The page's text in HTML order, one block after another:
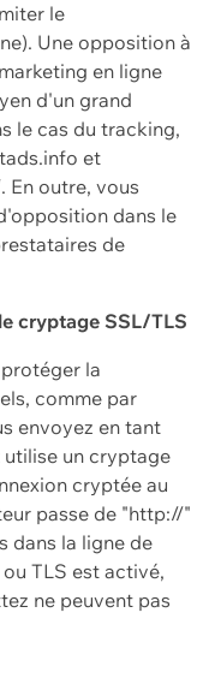
le
Une opposition à
en ligne
d'un grand
le cas du tracking,
et
En outre, vous
dans le
de
cryptage SSL/TLS
la
comme par
envoyez en tant
un cryptage
cryptée au
passe de "http://"
dans la ligne de
TLS est activé,
ne peuvent pas